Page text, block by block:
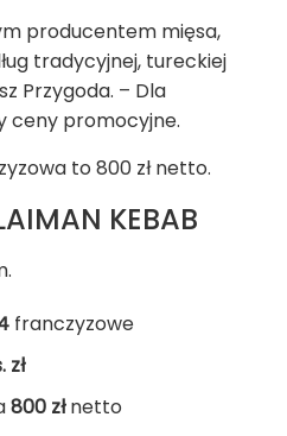
producentem mięsa,
tradycyjnej, tureckiej
Przygoda. – Dla
ceny promocyjne.
to 800 zł netto.
KEBAB
franczyzowe
zł
800 złnetto